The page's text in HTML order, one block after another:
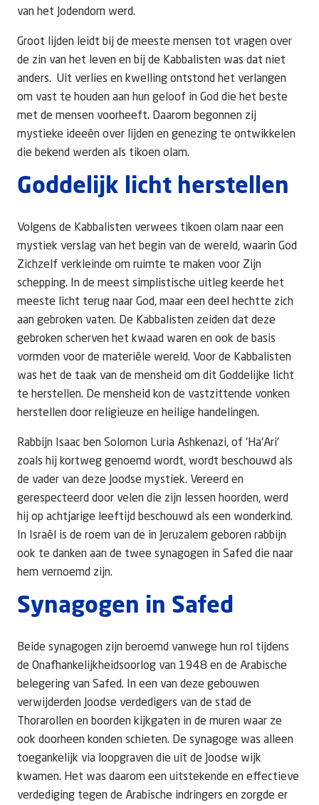
van het Jodendom werd.
Groot lijden leidt bij de meeste mensen tot vragen over
de zin van het leven en bij de Kabbalisten was dat niet
anders. Uit verlies en kwelling ontstond het verlangen
om vast te houden aan hun geloof in God die het beste
met de mensen voorheeft. Daarom begonnen zij
mystieke ideeën over lijden en genezing te ontwikkelen
die bekend werden als tikoen olam.
Goddelijk licht herstellen
Volgens de Kabbalisten verwees tikoen olam naar een
mystiek verslag van het begin van de wereld, waarin God
Zichzelf verkleinde om ruimte te maken voor Zijn
schepping. In de meest simplistische uitleg keerde het
meeste licht terug naar God, maar een deel hechtte zich
aan gebroken vaten. De Kabbalisten zeiden dat deze
gebroken scherven het kwaad waren en ook de basis
vormden voor de materiële wereld. Voor de Kabbalisten
was het de taak van de mensheid om dit Goddelijke licht
te herstellen. De mensheid kon de vastzittende vonken
herstellen door religieuze en heilige handelingen.
Rabbijn Isaac ben Solomon Luria Ashkenazi, of 'Ha'Ari'
zoals hij kortweg genoemd wordt, wordt beschouwd als
de vader van deze Joodse mystiek. Vereerd en
gerespecteerd door velen die zijn lessen hoorden, werd
hij op achtjarige leeftijd beschouwd als een wonderkind.
In Israël is de roem van de in Jeruzalem geboren rabbijn
ook te danken aan de twee synagogen in Safed die naar
hem vernoemd zijn.
Synagogen in Safed
Beide synagogen zijn beroemd vanwege hun rol tijdens
de Onafhankelijkheidsoorlog van 1948 en de Arabische
belegering van Safed. In een van deze gebouwen
verwijderden Joodse verdedigers van de stad de
Thorarollen en boorden kijkgaten in de muren waar ze
ook doorheen konden schieten. De synagoge was alleen
toegankelijk via loopgraven die uit de Joodse wijk
kwamen. Het was daarom een uitstekende en effectieve
verdediging tegen de Arabische indringers en zorgde er